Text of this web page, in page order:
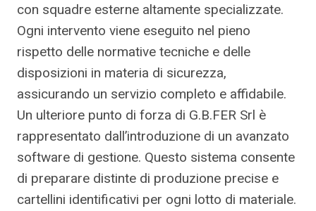
con squadre esterne altamente specializzate.
Ogni intervento viene eseguito nel pieno
rispetto delle normative tecniche e delle
disposizioni in materia di sicurezza,
assicurando un servizio completo e affidabile.
Un ulteriore punto di forza di G.B.FER Srl è
rappresentato dall’introduzione di un avanzato
software di gestione. Questo sistema consente
di preparare distinte di produzione precise e
cartellini identificativi per ogni lotto di materiale.